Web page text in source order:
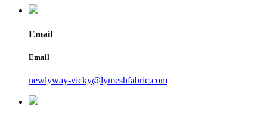
Email
Email
newlyway-vicky@lymeshfabric.com